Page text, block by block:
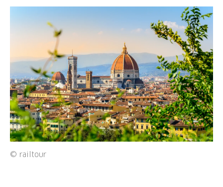
© railtour